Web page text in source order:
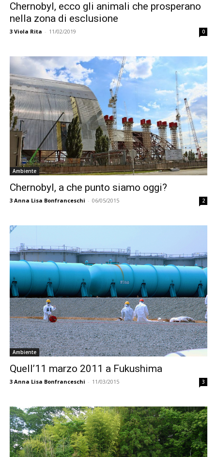
Chernobyl, ecco gli animali che prosperano
nella zona di esclusione
3 Viola Rita - 11/02/2019 0
Ambiente
Chernobyl, a che punto siamo oggi?
3 Anna Lisa Bonfranceschi - 06/05/2015 2
Ambiente
Quell’11 marzo 2011 a Fukushima
3 Anna Lisa Bonfranceschi - 11/03/2015 3